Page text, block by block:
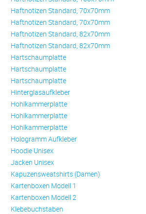
Haftnotizen Standard, 70x70mm
Haftnotizen Standard, 70x70mm
Haftnotizen Standard, 82x70mm
Haftnotizen Standard, 82x70mm
Hartschaumplatte
Hartschaumplatte
Hartschaumplatte
Hinterglasaufkleber
Hohlkammerplatte
Hohlkammerplatte
Hohlkammerplatte
Hologramm Aufkleber
Hoodie Unisex
Jacken Unisex
Kapuzensweatshirts (Damen)
Kartenboxen Modell 1
Kartenboxen Modell 2
Klebebuchstaben